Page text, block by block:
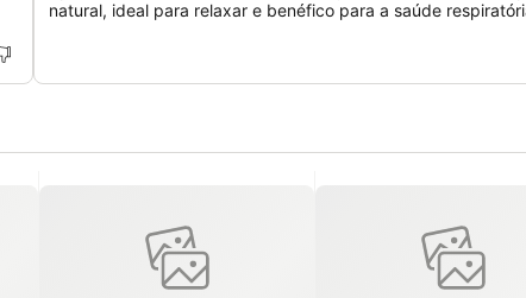
natural, ideal para relaxar e benéfico para a saúde